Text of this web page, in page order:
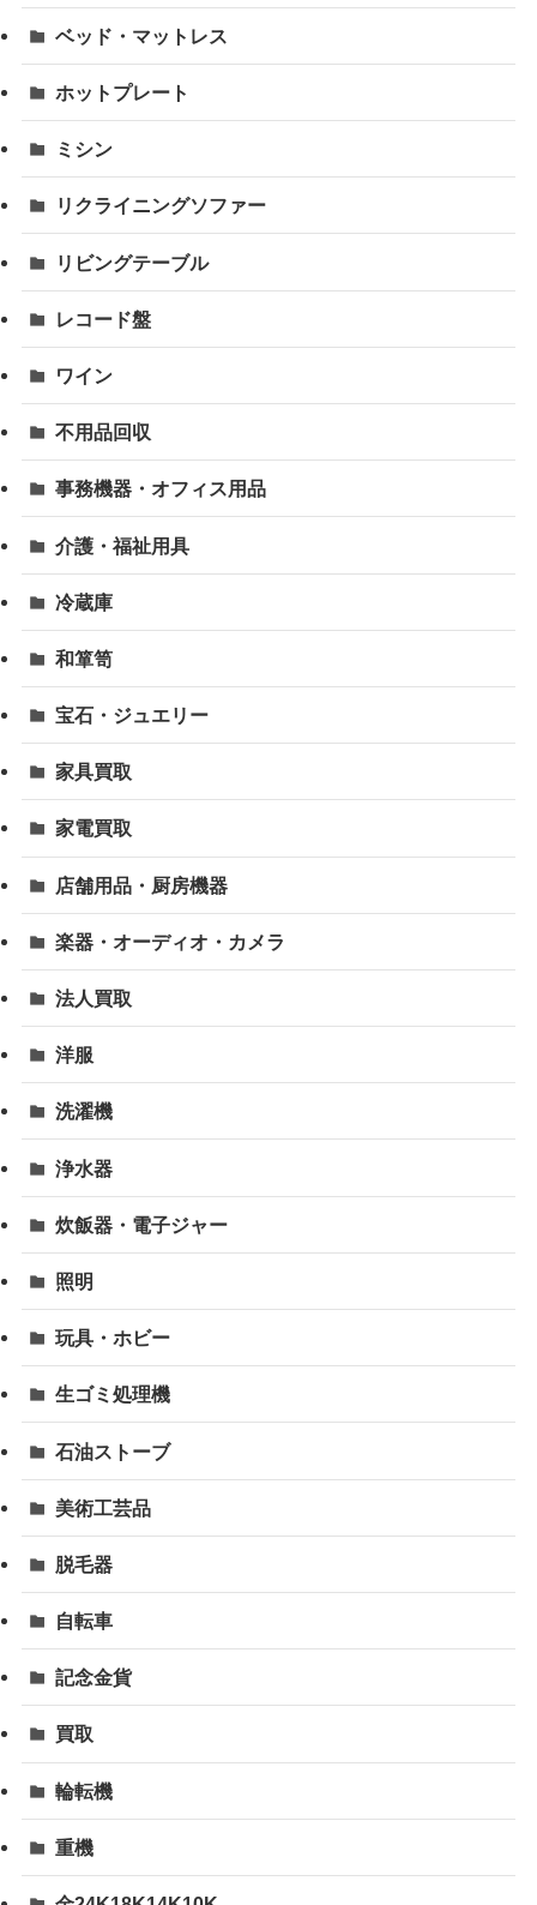
ベッド・マットレス
ホットプレート
ミシン
リクライニングソファー
リビングテーブル
レコード盤
ワイン
不用品回収
事務機器・オフィス用品
介護・福祉用具
冷蔵庫
和箪笥
宝石・ジュエリー
家具買取
家電買取
店舗用品・厨房機器
楽器・オーディオ・カメラ
法人買取
洋服
洗濯機
浄水器
炊飯器・電子ジャー
照明
玩具・ホビー
生ゴミ処理機
石油ストーブ
美術工芸品
脱毛器
自転車
記念金貨
買取
輪転機
重機